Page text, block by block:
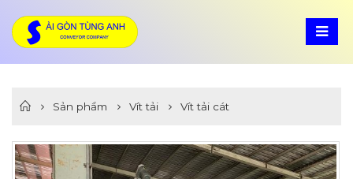
Sản phẩm Vít tải Vít tải cát